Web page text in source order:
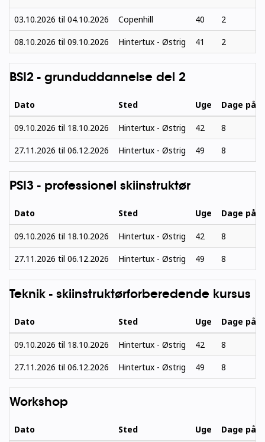
03.10.2026 til 04.10.2026 Copenhill 40
2
08.10.2026 til 09.10.2026 Hintertux - Østrig 41 2
BSI2 - grunduddannelse del 2
Dato Sted Uge Dage på
09.10.2026 til 18.10.2026 Hintertux - Østrig 42
8
27.11.2026 til 06.12.2026 Hintertux - Østrig 49 8
PSI3 - professionel skiinstruktør
Dato Sted Uge Dage på
09.10.2026 til 18.10.2026 Hintertux - Østrig 42
8
27.11.2026 til 06.12.2026 Hintertux - Østrig 49 8
Teknik - skiinstruktørforberedende kursus
Dato Sted Uge Dage på
09.10.2026 til 18.10.2026 Hintertux - Østrig 42
8
27.11.2026 til 06.12.2026 Hintertux - Østrig 49 8
Workshop
Dato Sted Uge Dage på